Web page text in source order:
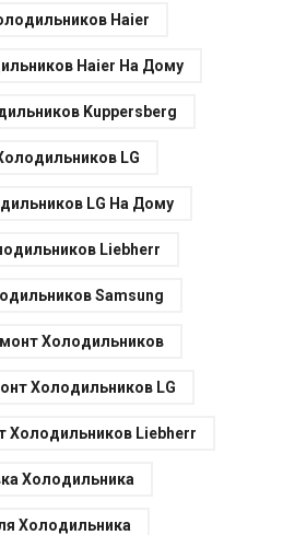
Haier
Haier На Дому
Kuppersberg
LG
LG На Дому
Liebherr
Samsung
Холодильников
Холодильников LG
Холодильников Liebherr
Холодильника
Холодильника